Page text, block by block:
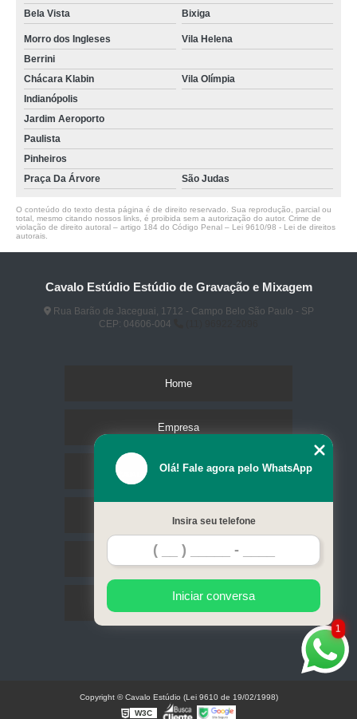
Bela Vista
Bixiga
Morro dos Ingleses
Vila Helena
Berrini
Chácara Klabin
Vila Olímpia
Indianópolis
Jardim Aeroporto
Paulista
Pinheiros
Praça Da Árvore
São Judas
O conteúdo do texto desta página é de direito reservado. Sua reprodução, parcial ou
total, mesmo citando nossos links, é proibida sem a autorização do autor. Crime de
violação de direito autoral – artigo 184 do Código Penal – Lei 9610/98 - Lei de direitos
autorais
Cavalo Estúdio Estúdio de Gravação e Mixagem
Rua Barão de Jaceguai, 1712 - Campo Belo São Paulo - SP
CEP: 04606-004
Home
Empresa
Missão
Serviços
Contato
Mapa do site
1
Olá! Fale agora pelo WhatsApp
Insira seu telefone
Iniciar conversa
Copyright © Cavalo Estúdio (Lei 9610 de 19/02/1998)
W3C